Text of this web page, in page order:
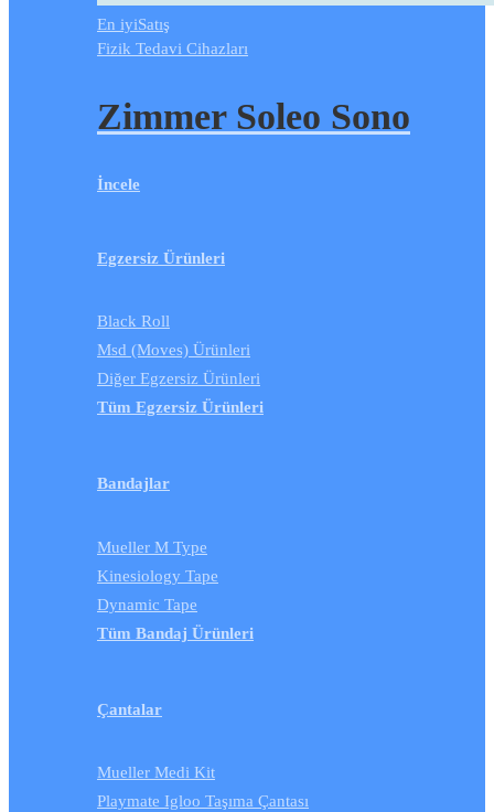
En iyiSatış
Fizik Tedavi Cihazları
Zimmer Soleo Sono
İncele
Egzersiz Ürünleri
Black Roll
Msd (Moves) Ürünleri
Diğer Egzersiz Ürünleri
Tüm Egzersiz Ürünleri
Bandajlar
Mueller M Type
Kinesiology Tape
Dynamic Tape
Tüm Bandaj Ürünleri
Çantalar
Mueller Medi Kit
Playmate Igloo Taşıma Çantası